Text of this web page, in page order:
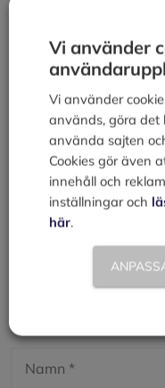
Lämna en
Kommentar
Vi använder
Vi använder
används, göra det
använda sajten
Cookies gör även
innehåll och
inställningar och
här.